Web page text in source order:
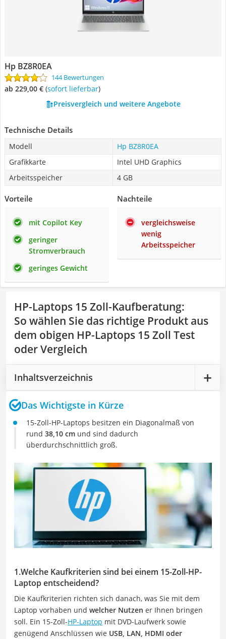
Hp BZ8R0EA
144 Bewertungen
ab 229,00 € ( Sofort lieferbar)
Preisvergleich und weitere Angebote
Technische Details
Modell
Hp BZ8R0EA
Grafikkarte
Intel UHD Graphics
Arbeitsspeicher
4 GB
Vorteile
mit Copilot Key
geringer
Stromverbrauch
geringes Gewicht
Nachteile
vergleichsweise
wenig
Arbeitsspeicher
HP-Laptops 15 Zoll-Kaufberatung:
So wählen Sie das richtige Produkt aus
dem obigen HP-Laptops 15 Zoll Test
oder Vergleich
Inhaltsverzeichnis
Das Wichtigste in Kürze
15-Zoll-HP-Laptops besitzen ein Diagonalmaß von
rund 38,10 cm und sind dadurch
überdurchschnittlich groß.
1.Welche Kaufkriterien sind bei einem 15-Zoll-HP-
Laptop entscheidend?
Die Kaufkriterien richten sich danach, was Sie mit dem
Laptop vorhaben und welcher Nutzen er Ihnen bringen
soll. Ein 15-Zoll-HP-Laptop mit DVD-Laufwerk sowie
genügend Anschlüssen wie USB, LAN, HDMI oder